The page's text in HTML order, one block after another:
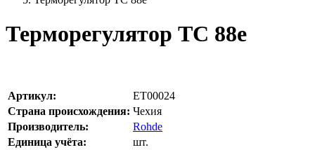
Терморегулятор ТС 88е
Артикул:
ET00024
Страна происхождения: Чехия
Производитель:
Rohde
Единица учёта:
шт.